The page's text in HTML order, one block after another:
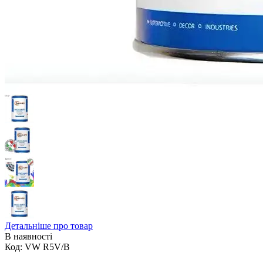
Детальніше про товар
В наявності
Код: VW R5V/B